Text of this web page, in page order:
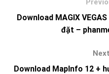
Download MAGIX
đặt –
Download MapInfo 12 +